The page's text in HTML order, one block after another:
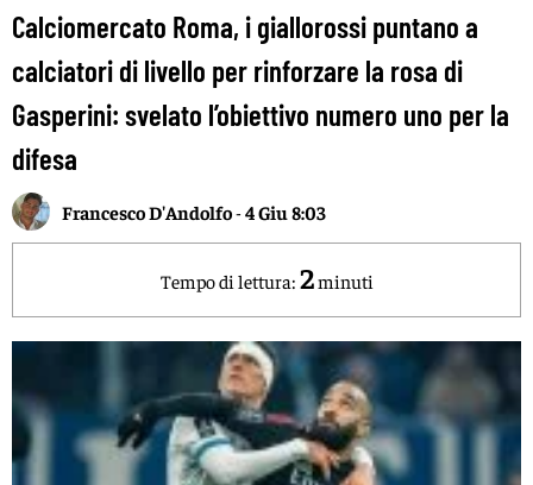
Calciomercato Roma, i giallorossi puntano a
calciatori di livello per rinforzare la rosa di
Gasperini: svelato l’obiettivo numero uno per la
difesa
Francesco D'Andolfo-4 Giu 8:03
Tempo di lettura: 2minuti